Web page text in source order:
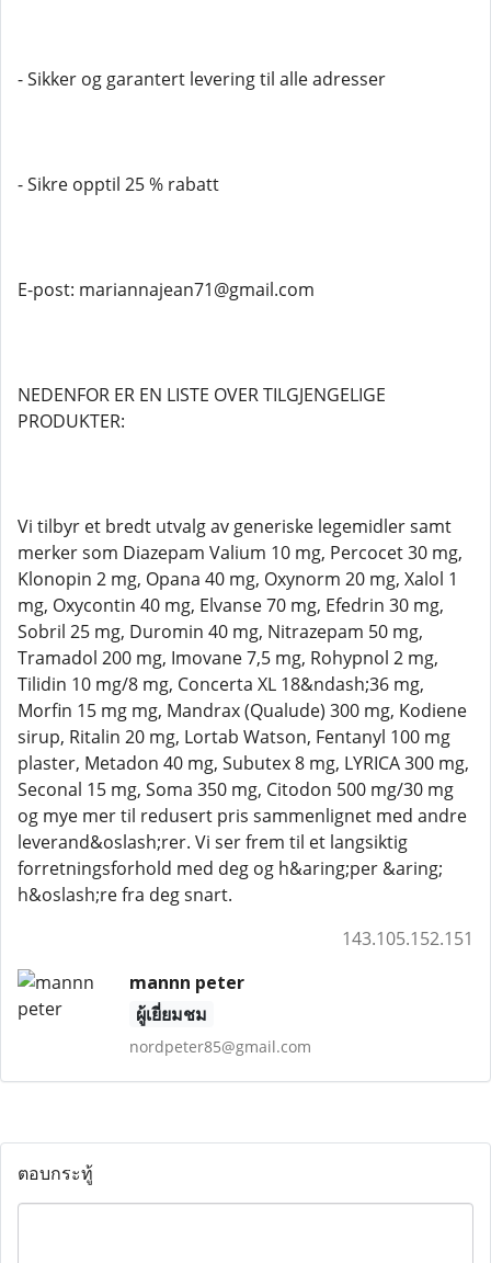
- Sikker og garantert levering til alle adresser
- Sikre opptil 25 % rabatt
E-post: mariannajean71@gmail.com
NEDENFOR ER EN LISTE OVER TILGJENGELIGE
PRODUKTER:
Vi tilbyr et bredt utvalg av generiske legemidler samt
merker som Diazepam Valium 10 mg, Percocet 30 mg,
Klonopin 2 mg, Opana 40 mg, Oxynorm 20 mg, Xalol 1
mg, Oxycontin 40 mg, Elvanse 70 mg, Efedrin 30 mg,
Sobril 25 mg, Duromin 40 mg, Nitrazepam 50 mg,
Tramadol 200 mg, Imovane 7,5 mg, Rohypnol 2 mg,
Tilidin 10 mg/8 mg, Concerta XL 18&ndash;36 mg,
Morfin 15 mg mg, Mandrax (Qualude) 300 mg, Kodiene
sirup, Ritalin 20 mg, Lortab Watson, Fentanyl 100 mg
plaster, Metadon 40 mg, Subutex 8 mg, LYRICA 300 mg,
Seconal 15 mg, Soma 350 mg, Citodon 500 mg/30 mg
og mye mer til redusert pris sammenlignet med andre
leverand&oslash;rer. Vi ser frem til et langsiktig
forretningsforhold med deg og h&aring;per &aring;
h&oslash;re fra deg snart.
143.105.152.151
mannn peter
ผู้เยี่ยมชม
nordpeter85@gmail.com
ตอบกระทู้